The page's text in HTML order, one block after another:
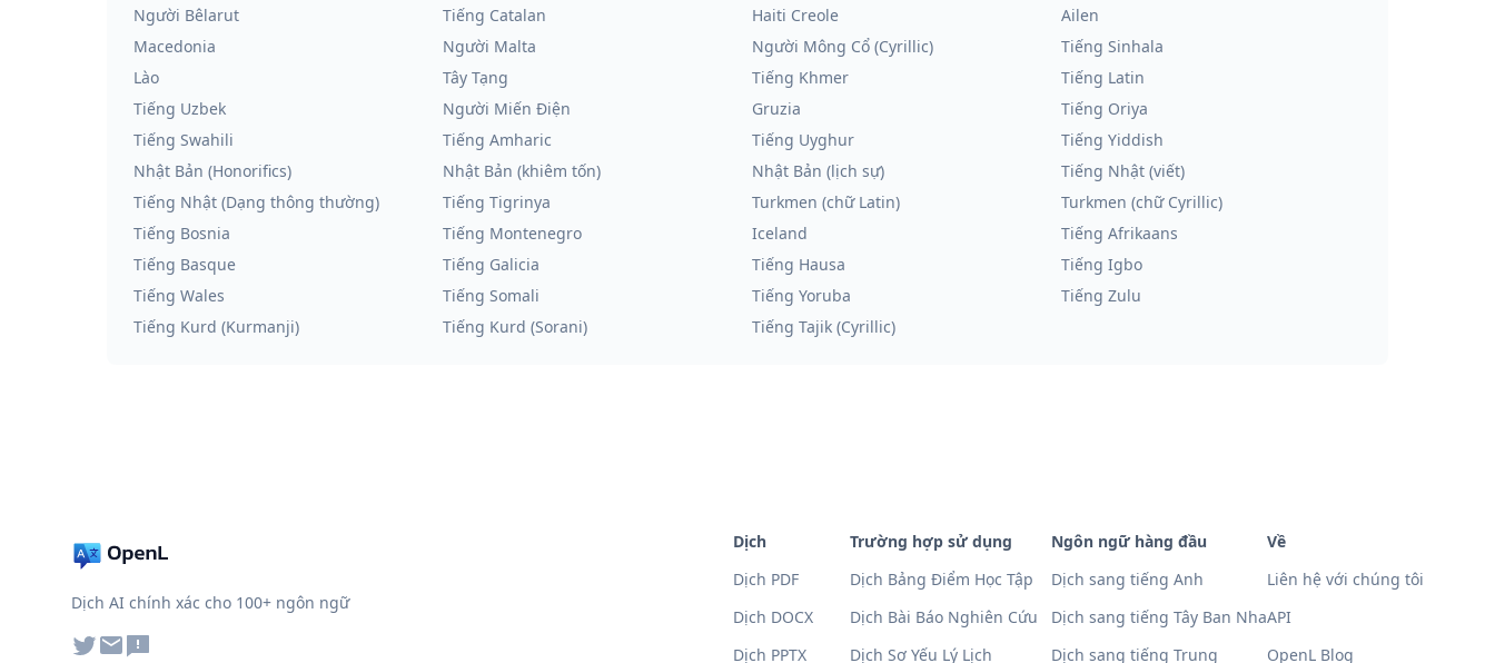
Người Bêlarut
Tiếng Catalan Haiti Creole
Ailen
Macedonia
Người Malta Người Mông Cổ (Cyrillic)
Tiếng Sinhala
Lào
Tây Tạng Tiếng Khmer
Tiếng Latin
Tiếng Uzbek
Người Miến Điện Gruzia
Tiếng Oriya
Tiếng Swahili
Tiếng Amharic Tiếng Uyghur
Tiếng Yiddish
Nhật Bản (Honorifics)
Nhật Bản (khiêm tốn) Nhật Bản (lịch sự)
Tiếng Nhật (viết)
Tiếng Nhật (Dạng thông thường)
Tiếng Tigrinya Turkmen (chữ Latin)
Turkmen (chữ Cyrillic)
Tiếng Bosnia
Tiếng Montenegro Iceland
Tiếng Afrikaans
Tiếng Basque
Tiếng Galicia Tiếng Hausa
Tiếng Igbo
Tiếng Wales
Tiếng Somali Tiếng Yoruba
Tiếng Zulu
Tiếng Kurd (Kurmanji)
Tiếng Kurd (Sorani) Tiếng Tajik (Cyrillic)
Dịch AI chính xác cho 100+ ngôn ngữ
Trường hợp sử dụng
Dịch Bảng Điểm Học Tập
Dịch Bài Báo Nghiên Cứu
Dịch Sơ Yếu Lý Lịch
Ngôn ngữ hàng đầu
Dịch sang tiếng Anh
Dịch sang tiếng Tây Ban Nha
Dịch sang tiếng Trung
Dịch
Dịch PDF
Dịch DOCX
Dịch PPTX
Về
Liên hệ với chúng tôi
API
OpenL Blog